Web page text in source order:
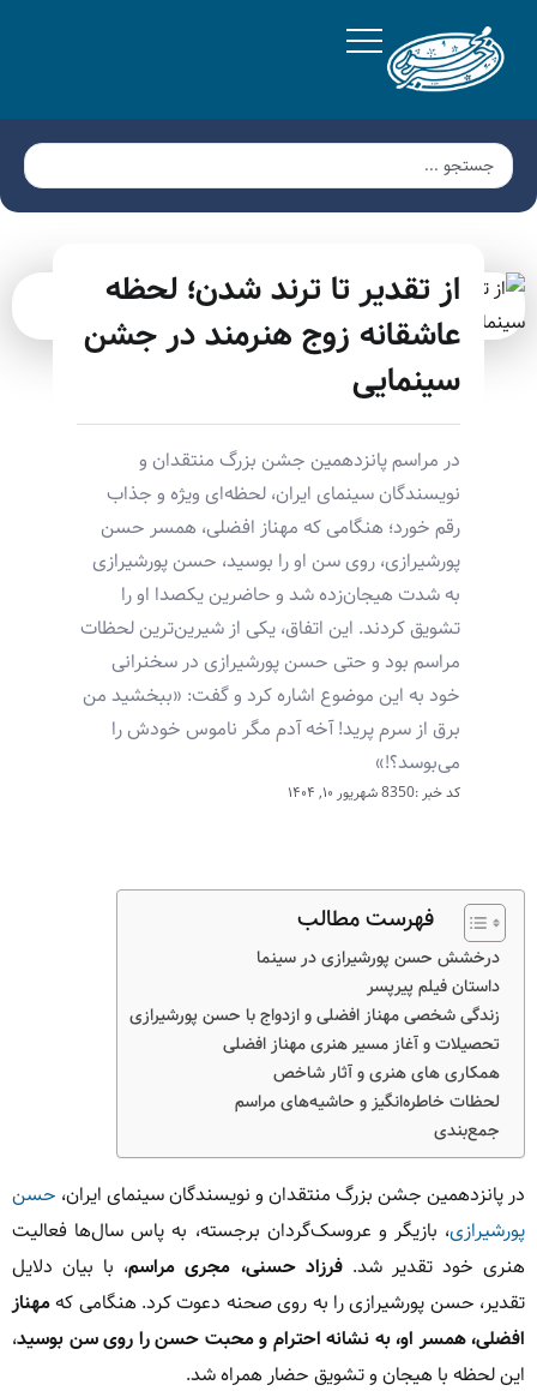
از تقدیر تا ترند شدن؛ لحظه
عاشقانه زوج هنرمند در جشن
سینمایی
در مراسم پانزدهمین جشن بزرگ منتقدان و
نویسندگان سینمای ایران، لحظه‌ای ویژه و جذاب
رقم خورد؛ هنگامی که مهناز افضلی، همسر حسن
پورشیرازی، روی سن او را بوسید، حسن پورشیرازی
به شدت هیجان‌زده شد و حاضرین یکصدا او را
تشویق کردند. این اتفاق، یکی از شیرین‌ترین لحظات
مراسم بود و حتی حسن پورشیرازی در سخنرانی
خود به این موضوع اشاره کرد و گفت: «ببخشید من
برق از سرم پرید! آخه آدم مگر ناموس خودش را
می‌بوسد؟!»
کد خبر :8350 شهریور ۱۰, ۱۴۰۴
فهرست مطالب
درخشش حسن پورشیرازی در سینما
داستان فیلم پیرپسر
زندگی شخصی مهناز افضلی و ازدواج با حسن پورشیرازی
تحصیلات و آغاز مسیر هنری مهناز افضلی
همکاری‌ های هنری و آثار شاخص
لحظات خاطره‌انگیز و حاشیه‌های مراسم
جمع‌بندی
در پانزدهمین جشن بزرگ منتقدان و نویسندگان سینمای ایران، حسن
پورشیرازی، بازیگر و عروسک‌گردان برجسته، به پاس سال‌ها فعالیت
هنری خود تقدیر شد.فرزاد حسنی، مجری مراسم، با بیان دلایل
تقدیر، حسن پورشیرازی را به روی صحنه دعوت کرد. هنگامی کهمهناز
افضلی، همسر او، به نشانه احترام و محبت حسن را روی سن بوسید،
این لحظه با هیجان و تشویق حضار همراه شد.